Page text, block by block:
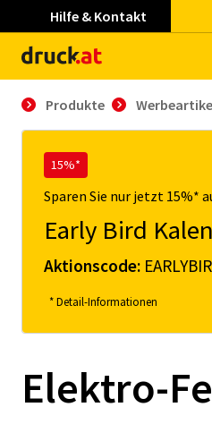
Hilfe & Kontakt
Produkte
15%*
Sparen Sie nur jetzt 15%*
Early Bird
Aktionscode:
* Detail-Informationen
Elektro-